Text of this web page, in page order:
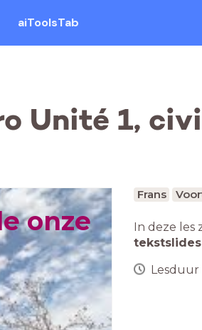
aiToolsTab
Unité 1,
onze
Frans
In deze les
tekstslides
Lesduur